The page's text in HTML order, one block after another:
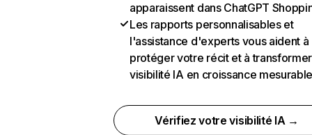
apparaissent dans ChatGPT
Les rapports personnalisables et
l'assistance d'experts vous aident à
protéger votre récit et à
visibilité IA en croissance
Vérifiez votre visibilité IA →